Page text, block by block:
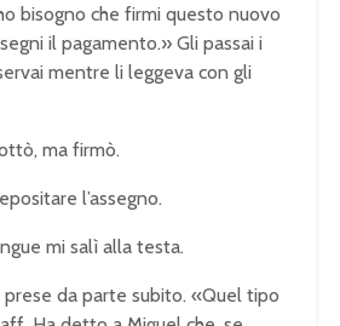
bisogno che firmi questo nuovo
il pagamento.» Gli passai i
mentre li leggeva con gli
ma firmò.
l’assegno.
mi salì alla testa.
prese da parte subito. «Quel tipo